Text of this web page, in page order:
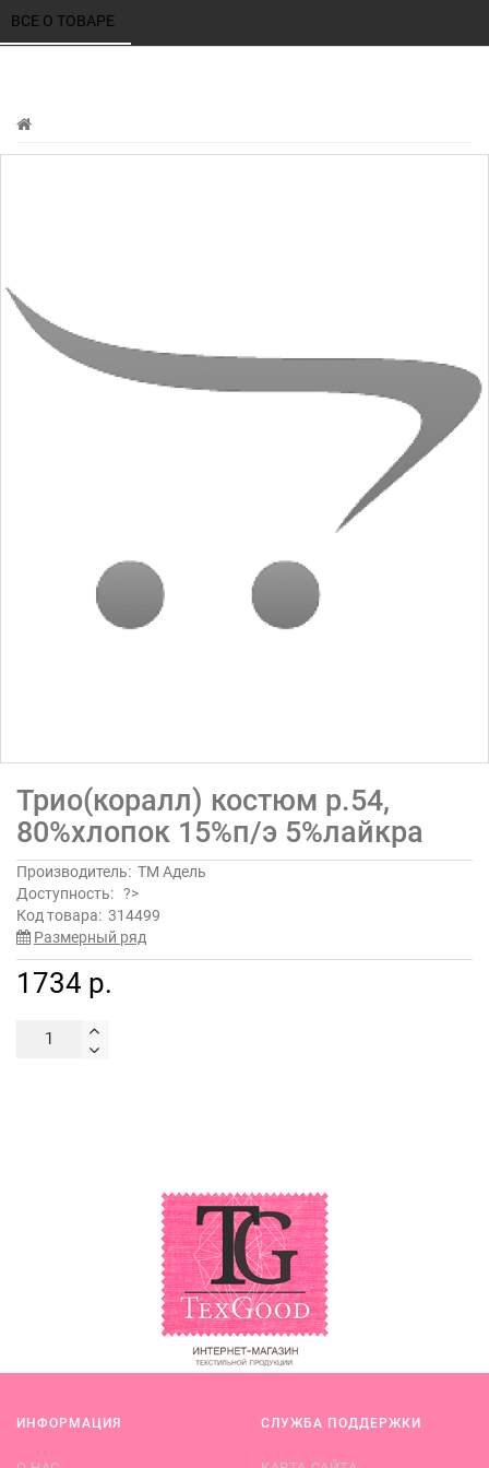
ВСЕ О ТОВАРЕ
Трио(коралл) костюм р.54,
80%хлопок 15%п/э 5%лайкра
Производитель: ТМ Адель
Доступность: ?>
Код товара: 314499
Размерный ряд
1734 р.
ИНФОРМАЦИЯ СЛУЖБА ПОДДЕРЖКИ